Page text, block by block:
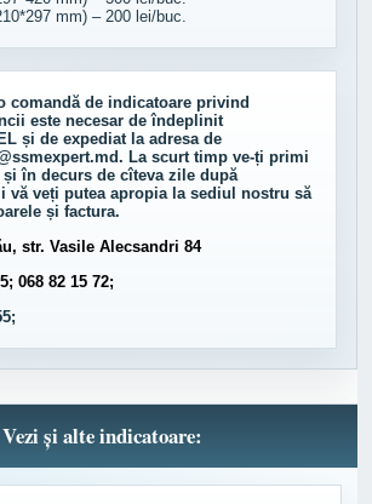
mm) – 200 lei/buc.
comandă de indicatoare privind
este necesar de îndeplinit
și de expediat la adresa de
. La scurt timp ve-ți primi
în decurs de cîteva zile după
vă veți putea apropia la sediul nostru să
și factura.
str. Vasile Alecsandri 84
068 82 15 72;
Vezi și alte indicatoare: